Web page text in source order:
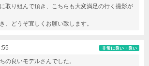
取り組んで頂き、こちらも大変満足の行く撮影が
、どうぞ宜しくお願い致します。
非常に良い・良い
の良いモデルさんでした。